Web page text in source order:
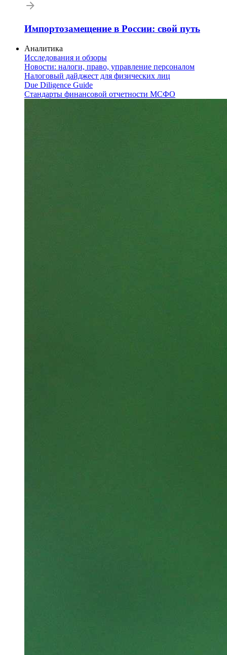
Импортозамещение в России: свой путь
Аналитика
Исследования и обзоры
Новости: налоги, право, управление персоналом
Налоговый дайджест для физических лиц
Due Diligence Guide
Стандарты финансовой отчетности МСФО